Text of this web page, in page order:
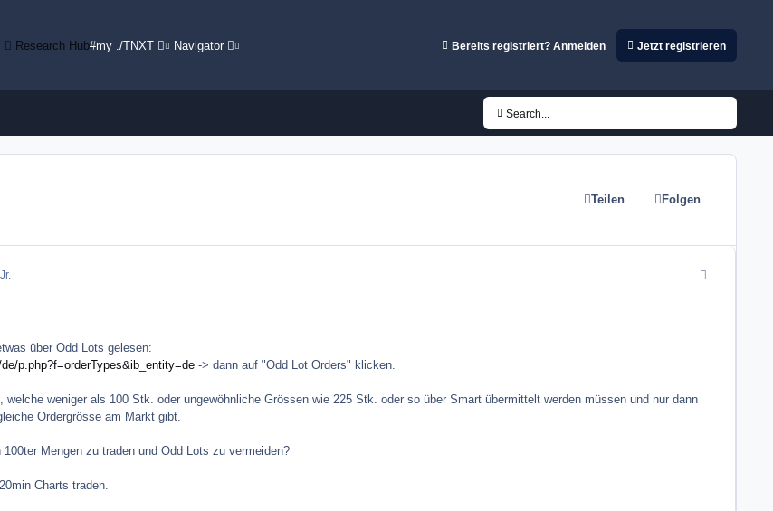
Research Hub#my ./TNXT Navigator Bereits registriert? Anmelden Jetzt registrieren
Search...
Teilen Folgen
über Odd Lots gelesen:
p.php?f=orderTypes&ib_entity=de-> dann auf "Odd Lot Orders" klicken.
weniger als 100 Stk. oder ungewöhnliche Grössen wie 225 Stk. oder so über Smart übermittelt werden müssen und nur dann
Ordergrösse am Markt gibt.
Mengen zu traden und Odd Lots zu vermeiden?
Charts traden.